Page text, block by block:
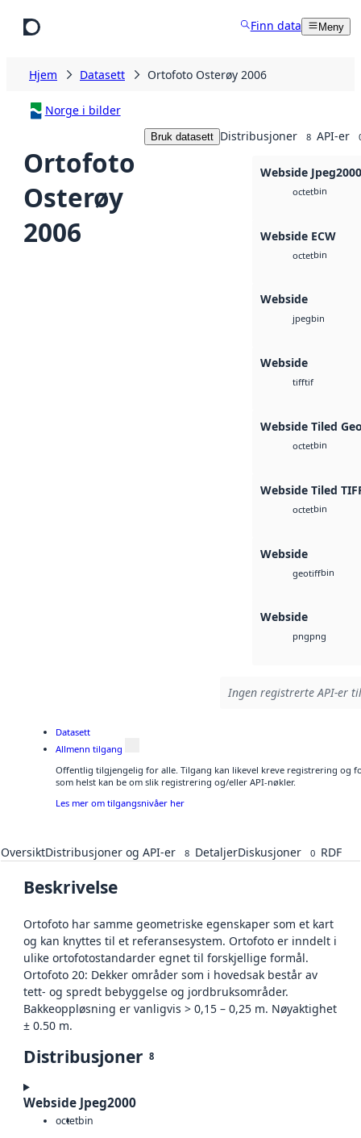
Finn data Meny
Hjem Datasett Ortofoto Osterøy 2006
Norge i bilder
Ortofoto
Osterøy
2006
Bruk datasett Distribusjoner 8 API-er
Webside Jpeg2000
octetbin
Webside ECW
octetbin
Webside
jpegbin
Webside
tifftif
Webside Tiled
octetbin
Webside Tiled
octetbin
Webside
geotiffbin
Webside
pngpng
Ingen registrerte API-er
Datasett
Allmenn tilgang
Offentlig tilgjengelig for alle. Tilgang kan likevel kreve registrering og
som helst kan be om slik registrering og/eller API-nøkler.
Les mer om tilgangsnivåer her
OversiktDistribusjoner og API-er 8 DetaljerDiskusjoner 0 RDF
Beskrivelse
Ortofoto har samme geometriske egenskaper som et kart
og kan knyttes til et referansesystem. Ortofoto er inndelt i
ulike ortofotostandarder egnet til forskjellige formål.
Ortofoto 20: Dekker områder som i hovedsak består av
tett- og spredt bebyggelse og jordbruksområder.
Bakkeoppløsning er vanligvis > 0,15 – 0,25 m. Nøyaktighet
± 0.50 m.
Distribusjoner 8
Webside Jpeg2000
octetbin